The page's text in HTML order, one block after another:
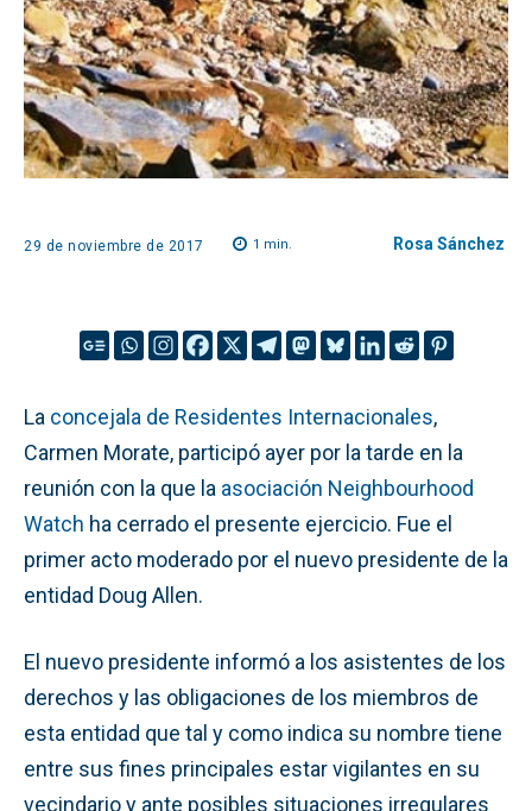
29 de noviembre de 2017 1 min. Rosa Sánchez
La concejala de Residentes Internacionales,
Carmen Morate, participó ayer por la tarde en la
reunión con la que la asociación Neighbourhood
Watch ha cerrado el presente ejercicio. Fue el
primer acto moderado por el nuevo presidente de la
entidad Doug Allen.
El nuevo presidente informó a los asistentes de los
derechos y las obligaciones de los miembros de
esta entidad que tal y como indica su nombre tiene
entre sus fines principales estar vigilantes en su
vecindario y ante posibles situaciones irregulares